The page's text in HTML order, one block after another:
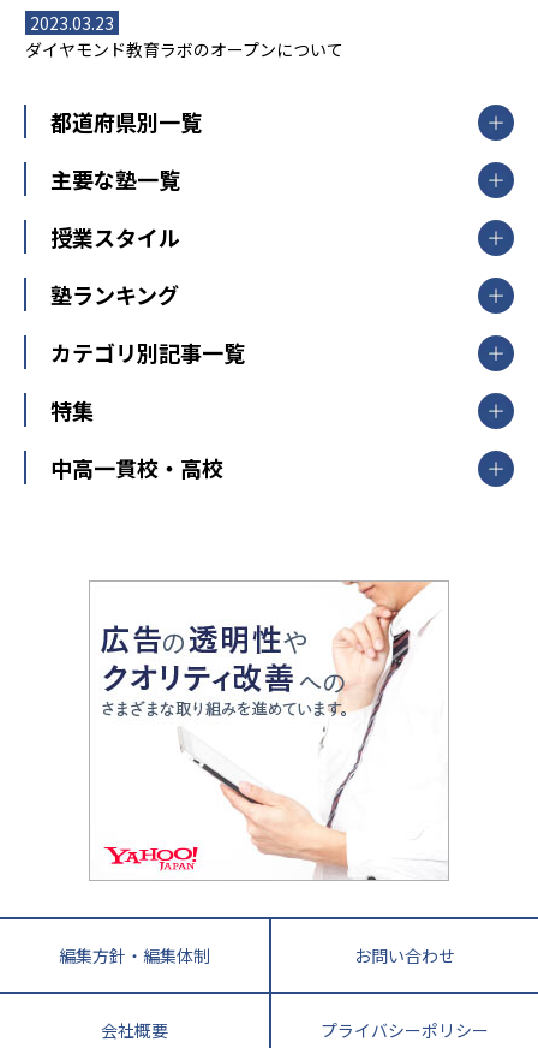
2023.03.23
ダイヤモンド教育ラボのオープンについて
都道府県別一覧
北海道・東北
山形県
福島県
関東
東京都
神奈川県
茨城県
栃木県
群馬県
新潟県
中部
愛知県
静岡県
長野県
大阪府
兵庫県 京都府 奈良県
和歌山県
鳥取県
島根県 岡山県 広島県
香川県
高知県
長崎県 熊本県
鹿児島県 沖縄県
主要な塾一覧
【掲載塾一覧を見る】
東京個別指導学院
明光義塾
個別教室のトライ
武田塾
授業スタイル
個別指導
オンライン指導
塾ランキング
中学受験ランキング
カテゴリ別記事一覧
中学受験
大学受験
教育全般
大学受験塾の選び方
中学受験に熱心な市区町村ランキング
小学校受験
家庭教師
特集
開成番長直伝！子どもの受験を成功させる方法
運動と遊びを考える
情報Ⅰ、数学が苦手な人注目！最短距離の学力
アップ法
悩み多き「大学受験」相談室
英語・英会話・英検対策
小学校教師が解説！中学受験のリアル
教育ジャーナリストが徹底解説！ 大学受験の羅
中高一貫校・高校
大学入試改革
ママテクエグザム
進化する中高一貫校・高校
編集方針・編集体制 お問い合わせ
会社概要 プライバシーポリシー